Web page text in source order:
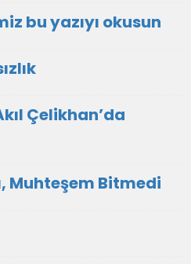
bu yazıyı okusun
Çelikhan’da
Muhteşem Bitmedi